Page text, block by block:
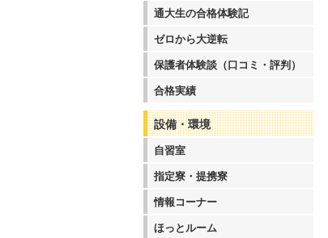
通大生の合格体験記
ゼロから大逆転
保護者体験談（口コミ・評判）
合格実績
設備・環境
自習室
指定寮・提携寮
情報コーナー
ほっとルーム